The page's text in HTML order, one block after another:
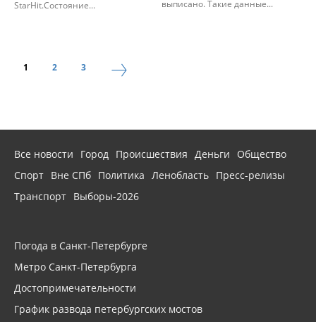
StarHit.Состояние...
выписано. Такие данные...
1 2 3
Все новости Город Происшествия Деньги
Общество
Спорт Вне СПб Политика Ленобласть Пресс-релизы
Транспорт Выборы-2026
Погода в Санкт-Петербурге
Метро Санкт-Петербурга
Достопримечательности
График развода петербургских мостов